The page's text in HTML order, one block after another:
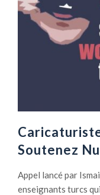
Soutenez
Appel lancé par
enseignants turcs